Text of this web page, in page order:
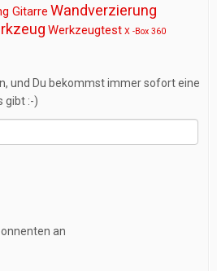
Gitarre Wandverzierung
Werkzeugtest X -Box 360
und Du bekommst immer sofort eine
gibt :-)
an